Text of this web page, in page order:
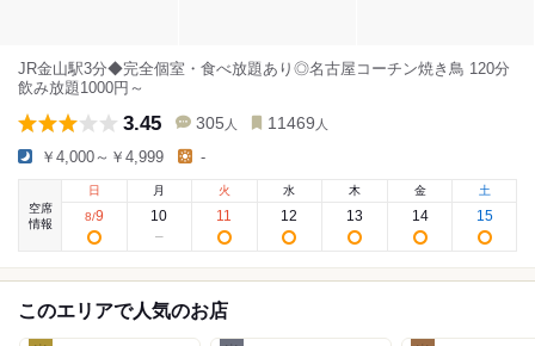
JR金山駅3分◆完全個室・食べ放題あり◎名古屋コーチン焼き鳥 120分
飲み放題1000円～
3.45 305 人 11469 人
￥4,000～￥4,999 -
空席
情報
日
8/9
月
10
火
11
水
12
木
13
金
14
土
15
このエリアで人気のお店